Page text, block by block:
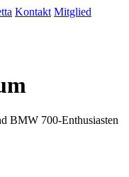
Kontakt Mitglied
BMW 700-Enthusiasten